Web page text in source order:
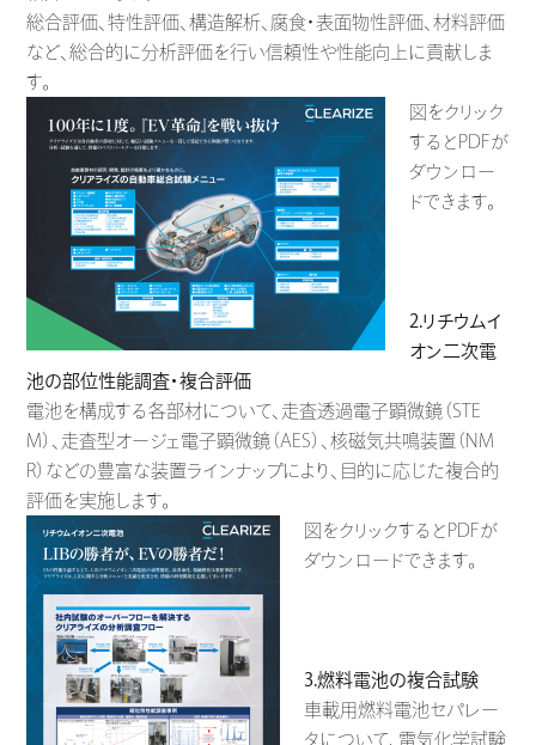
総合評価、特性評価、構造解析、腐食・表面物性評価、材料評価
など、総合的に分析評価を行い信頼性や性能向上に貢献しま
す。
図をクリック
するとPDFが
ダウンロー
ドできます。
2.リチウムイ
オン二次電
池の部位性能調査・複合評価
電池を構成する各部材について、走査透過電子顕微鏡（STE
M）、走査型オージェ電子顕微鏡（AES）、核磁気共鳴装置（NM
R）などの豊富な装置ラインナップにより、目的に応じた複合的
評価を実施します。
図をクリックするとPDFが
ダウンロードできます。
3.燃料電池の複合試験
車載用燃料電池セパレー
タについて、電気化学試験